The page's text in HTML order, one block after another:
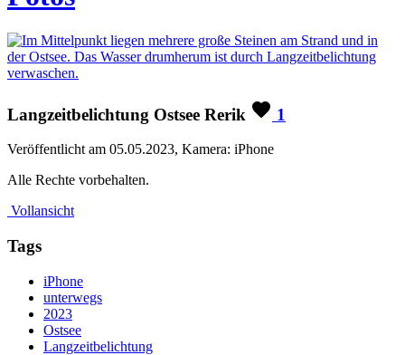
Langzeitbelichtung Ostsee Rerik 1
Veröffentlicht am 05.05.2023, Kamera: iPhone
Alle Rechte vorbehalten.
Vollansicht
Tags
iPhone
unterwegs
2023
Ostsee
Langzeitbelichtung